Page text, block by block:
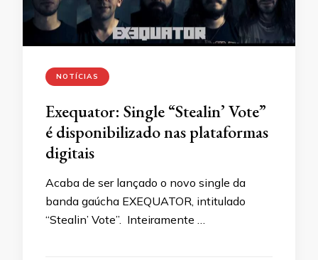
NOTÍCIAS
Exequator: Single “Stealin’ Vote”
é disponibilizado nas plataformas
digitais
Acaba de ser lançado o novo single da
banda gaúcha EXEQUATOR, intitulado
“Stealin’ Vote”. Inteiramente …